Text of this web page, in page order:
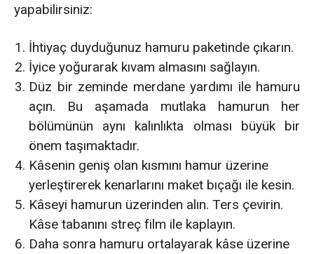
yapabilirsiniz:
İhtiyaç duyduğunuz hamuru paketinde çıkarın.
İyice yoğurarak kıvam almasını sağlayın.
Düz bir zeminde merdane yardımı ile hamuru
açın. Bu aşamada mutlaka hamurun her
bölümünün aynı kalınlıkta olması büyük bir
önem taşımaktadır.
Kâsenin geniş olan kısmını hamur üzerine
yerleştirerek kenarlarını maket bıçağı ile kesin.
Kâseyi hamurun üzerinden alın. Ters çevirin.
Kâse tabanını streç film ile kaplayın.
Daha sonra hamuru ortalayarak kâse üzerine